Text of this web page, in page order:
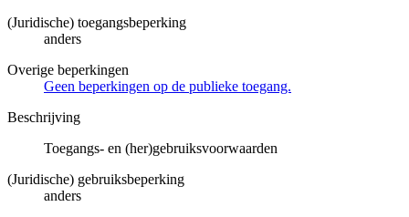
(Juridische) toegangsbeperking
anders
Overige beperkingen
Geen beperkingen op de publieke toegang.
Beschrijving
Toegangs- en (her)gebruiksvoorwaarden
(Juridische) gebruiksbeperking
anders